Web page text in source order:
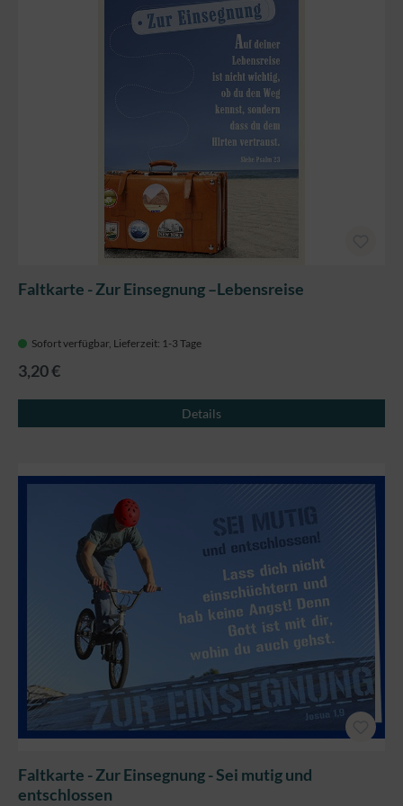
Faltkarte - Zur Einsegnung –Lebensreise
Sofort verfügbar, Lieferzeit: 1-3 Tage
3,20 €
Details
Faltkarte - Zur Einsegnung - Sei mutig und
entschlossen